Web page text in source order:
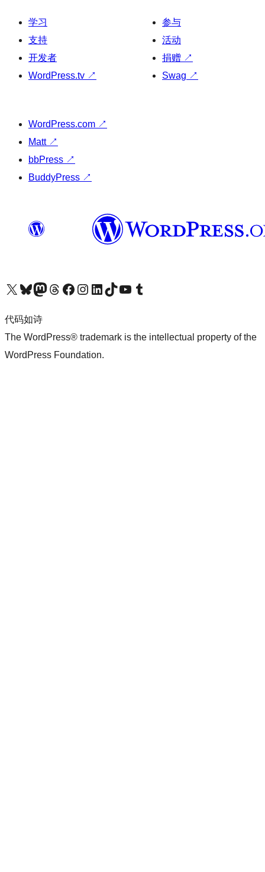
学习
支持
开发者
WordPress.tv ↗
参与
活动
捐赠 ↗
Swag ↗
WordPress.com ↗
Matt ↗
bbPress ↗
BuddyPress ↗
关注我们的 X（原 Twitter）账号访问我们的 Bluesky 账号关注我们的 Mastodon 账号访问我们的 Threads 账号 访问我们的 Facebook 公共主页关注我们的 Instagram 账号 关注我们的 LinkedIn 主页访问我们的 TikTok 账号访问我们的 YouTube 频道 访问我们的 Tumblr 账号
代码如诗
The WordPress® trademark is the intellectual property of the
WordPress Foundation.